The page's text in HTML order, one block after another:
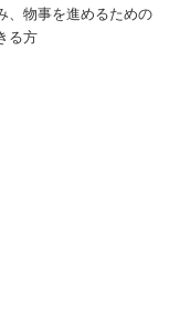
、物事を進めるための
る方